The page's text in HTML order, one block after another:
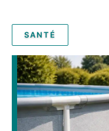
SANTÉ